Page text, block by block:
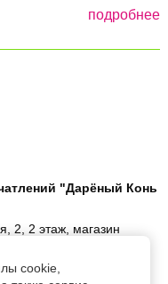
подробнее
"Дарёный Конь
2, 2 этаж, магазин
с 10:00 до 19:00.
order@gifthorse.ru
cookie,